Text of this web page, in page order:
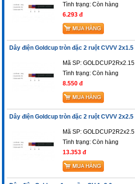
Tình trạng:Còn hàng
6.293 đ
Dây điện Goldcup tròn đặc 2 ruột CVVV 2x1.5
Mã SP: GOLDCUP2Rx2.15
Tình trạng:Còn hàng
8.550 đ
Dây điện Goldcup tròn đặc 2 ruột CVVV 2x2.5
Mã SP: GOLDCUP2R2x2.5
Tình trạng:Còn hàng
13.353 đ